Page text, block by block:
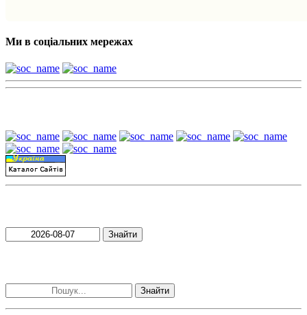
Ми в соціальних мережах
Знайти
Знайти